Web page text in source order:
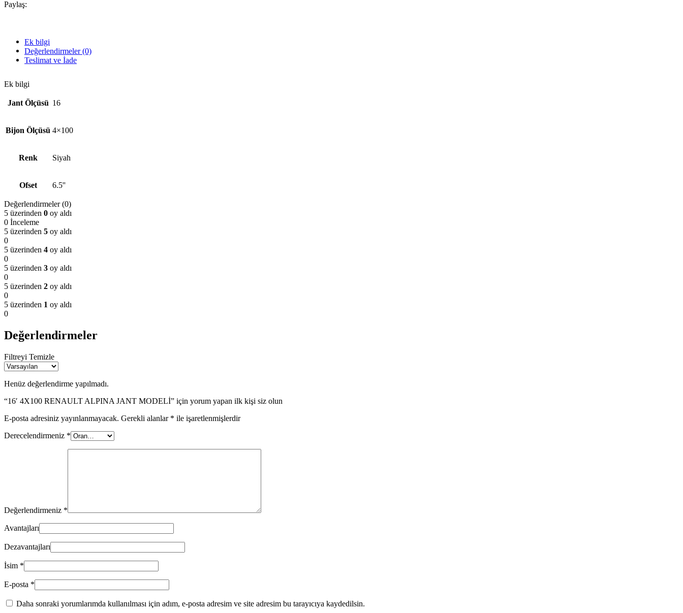
Paylaş:
Ek bilgi
Değerlendirmeler (0)
Teslimat ve İade
Ek bilgi
Jant Ölçüsü 16
Bijon Ölçüsü 4×100
Renk Siyah
Ofset 6.5''
Değerlendirmeler (0)
5 üzerinden 0 oy aldı
0 İnceleme
5 üzerinden 5 oy aldı
0
5 üzerinden 4 oy aldı
0
5 üzerinden 3 oy aldı
0
5 üzerinden 2 oy aldı
0
5 üzerinden 1 oy aldı
0
Değerlendirmeler
Filtreyi Temizle
Henüz değerlendirme yapılmadı.
“16′ 4X100 RENAULT ALPINA JANT MODELİ” için yorum yapan ilk kişi siz olun
E-posta adresiniz yayınlanmayacak. Gerekli alanlar * ile işaretlenmişlerdir
Derecelendirmeniz *
Değerlendirmeniz *
Avantajları
Dezavantajları
İsim *
E-posta *
Daha sonraki yorumlarımda kullanılması için adım, e-posta adresim ve site adresim bu tarayıcıya kaydedilsin.